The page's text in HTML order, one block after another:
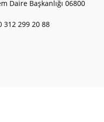
Daire Başkanlığı 06800
312 299 20 88